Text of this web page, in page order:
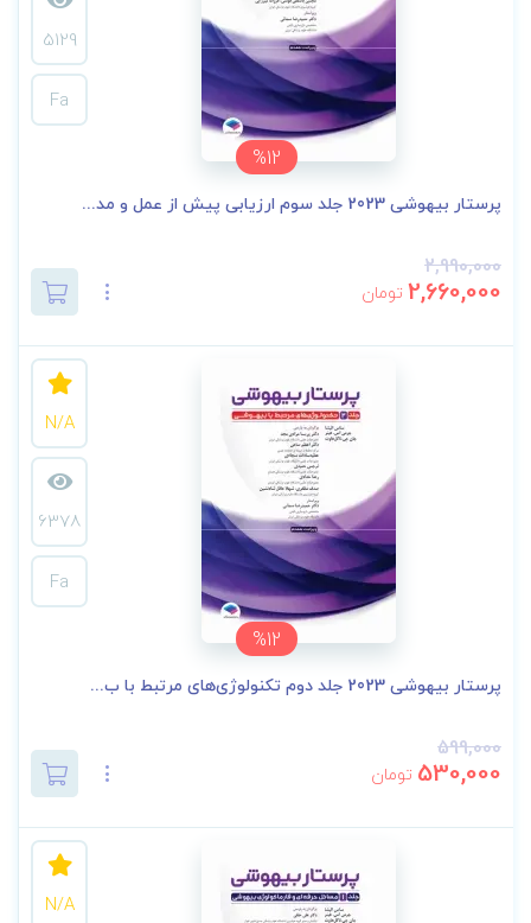
%12
5129
Fa
پرستار بیهوشی 2023 جلد سوم ارزیابی پیش از عمل و مد...
2,990,000
2,660,000 تومان
%12
N/A
6378
Fa
پرستار بیهوشی 2023 جلد دوم تکنولوژی‌های مرتبط با ب...
599,000
530,000 تومان
N/A